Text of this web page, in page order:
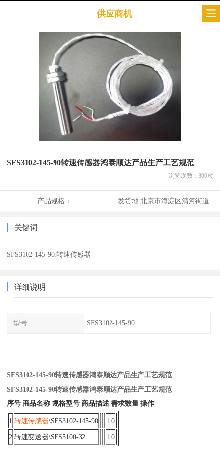
供应商机
SFS3102-145-90转速传感器鸿泰顺达产品生产工艺规范
浏览次数： 300次
产品规格： 发货地:北京市海淀区清河街道
关键词
SFS3102-145-90,转速传感器
详细说明
型号 SFS3102-145-90
SFS3102-145-90转速传感器鸿泰顺达产品生产工艺规范
SFS3102-145-90转速传感器鸿泰顺达产品生产工艺规范
序号 商品名称 规格型号 商品描述 需求数量 操作
1 转速传感器\SFS3102-145-90 1.0
2 转速变送器\SFS5100-32 1.0